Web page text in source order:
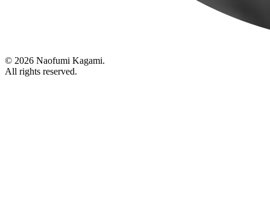
© 2026 Naofumi Kagami.
All rights reserved.